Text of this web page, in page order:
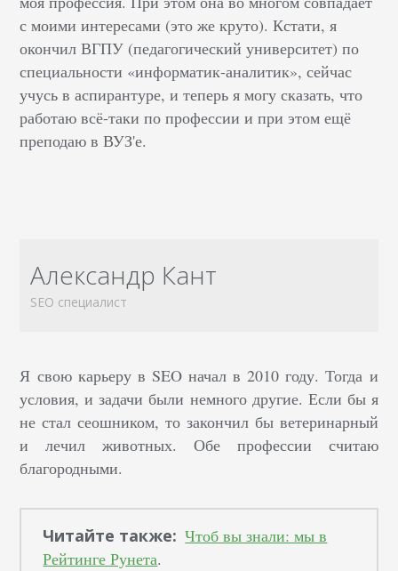
с моими интересами (это же круто). Кстати, я
окончил ВГПУ (педагогический университет) по
специальности «информатик-аналитик», сейчас
учусь в аспирантуре, и теперь я могу сказать, что
работаю всё-таки по профессии и при этом ещё
преподаю в ВУЗ'е.
Александр Кант
SEO специалист
Я свою карьеру в SEO начал в 2010 году. Тогда и
условия, и задачи были немного другие. Если бы я
не стал сеошником, то закончил бы ветеринарный
и лечил животных. Обе профессии считаю
благородными.
Читайте также: Чтоб вы знали: мы в
Рейтинге Рунета.